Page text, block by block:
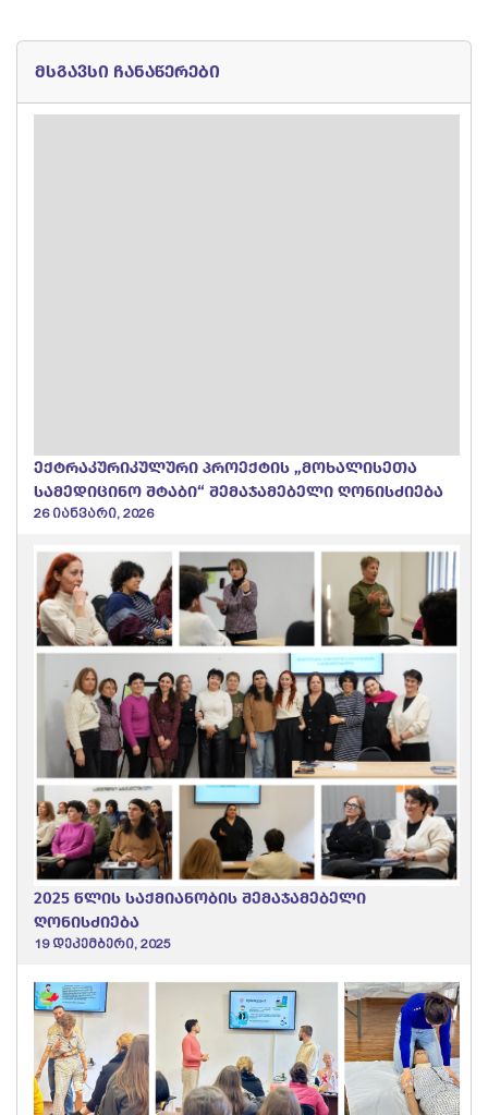
მსგავსი ჩანაწერები
ექტრაკურიკულური პროექტის „მოხალისეთა
სამედიცინო შტაბი“ შემაჯამებელი ღონისძიება
26 იანვარი, 2026
2025 წლის საქმიანობის შემაჯამებელი
ღონისძიება
19 დეკემბერი, 2025